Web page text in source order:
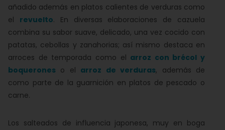
añadido además en platos calientes de verduras como
el revuelto. En diversas elaboraciones de cazuela
combina su sabor suave, delicado, una vez cocido con
patatas, cebollas y zanahorias; así mismo destaca en
arroces de temporada como el arroz con brécol y
boquerones o el arroz de verduras, además de
como parte de la guarnición en platos de pescado o
carne.
Los salteados de influencia japonesa, muy en boga